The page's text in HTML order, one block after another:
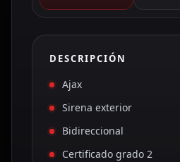
DESCRIPCIÓN
Ajax
Sirena exterior
Bidireccional
Certificado grado 2